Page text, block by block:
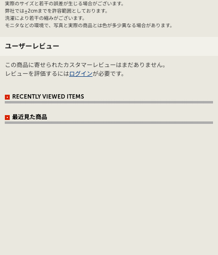
実際のサイズと若干の誤差が生じる場合がございます。
弊社では±2cmまでを許容範囲としております。
洗濯により若干の縮みがございます。
モニタなどの環境で、写真と実際の商品とは色が多少異なる場合があります。
ユーザーレビュー
この商品に寄せられたカスタマーレビューはまだありません。
レビューを評価するにはログインが必要です。
RECENTLY VIEWED ITEMS
最近見た商品